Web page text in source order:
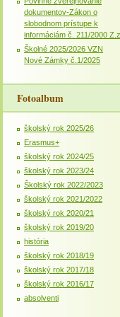
dokumentov-Zákon o
slobodnom prístupe k
informáciám č. 211/2000 Z.z
Školné 2025/2026 VZN
Nové Zámky č.1/2025
Fotoalbum
školský rok 2025/26
Erasmus+
školský rok 2024/25
školský rok 2023/24
Školský rok 2022/2023
školský rok 2021/2022
školský rok 2020/21
školský rok 2019/20
história
školský rok 2018/19
školský rok 2017/18
školský rok 2016/17
absolventi